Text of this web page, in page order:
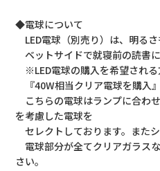
◆電球について
LED電球（別売り）は、明るさ
ベットサイドで就寝前の読書
※LED電球の購入を希望される
『40W相当クリア電球を購入
こちらの電球はランプに合わ
を考慮した電球を
セレクトしております。また
電球部分が全てクリアガラス
さい。